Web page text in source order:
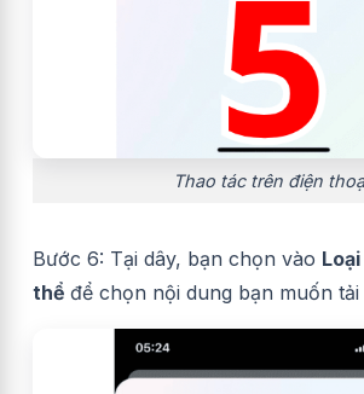
Thao tác trên điện
Bước 6: Tại dây, bạn chọn vào
thể để chọn nội dung bạn muốn tải